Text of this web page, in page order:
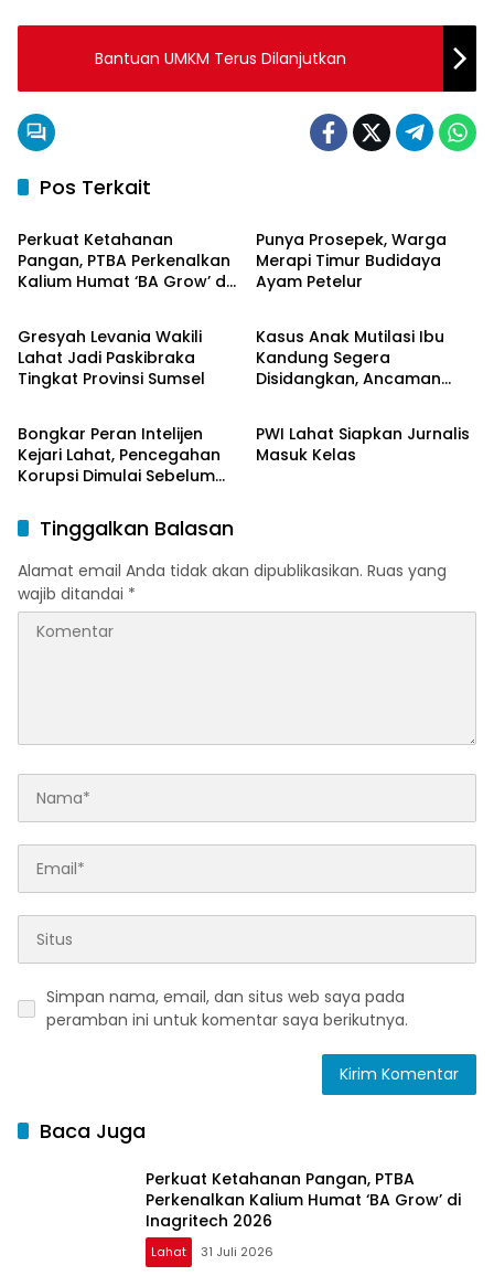
Bantuan UMKM Terus Dilanjutkan
Pos Terkait
Lahat
Perkuat Ketahanan
Pangan, PTBA Perkenalkan
Kalium Humat ‘BA Grow’ di
Punya Prosepek, Warga
Merapi Timur Budidaya
Ayam Petelur
Lahat
Gresyah Levania Wakili
Lahat Jadi Paskibraka
Tingkat Provinsi Sumsel
Lahat
Kasus Anak Mutilasi Ibu
Kandung Segera
Disidangkan, Ancaman
Lahat
Bongkar Peran Intelijen
Kejari Lahat, Pencegahan
Korupsi Dimulai Sebelum
Lahat
PWI Lahat Siapkan Jurnalis
Masuk Kelas
Tinggalkan Balasan
Alamat email Anda tidak akan dipublikasikan. Ruas yang
wajib ditandai *
Simpan nama, email, dan situs web saya pada
peramban ini untuk komentar saya berikutnya.
Baca Juga
Perkuat Ketahanan Pangan, PTBA
Perkenalkan Kalium Humat ‘BA Grow’ di
Inagritech 2026
Lahat 31 Juli 2026